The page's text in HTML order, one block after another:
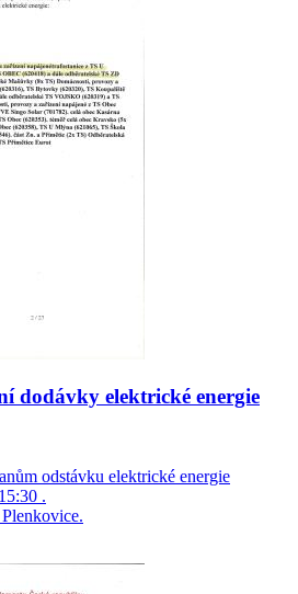
dodávky elektrické energie
odstávku elektrické energie
.